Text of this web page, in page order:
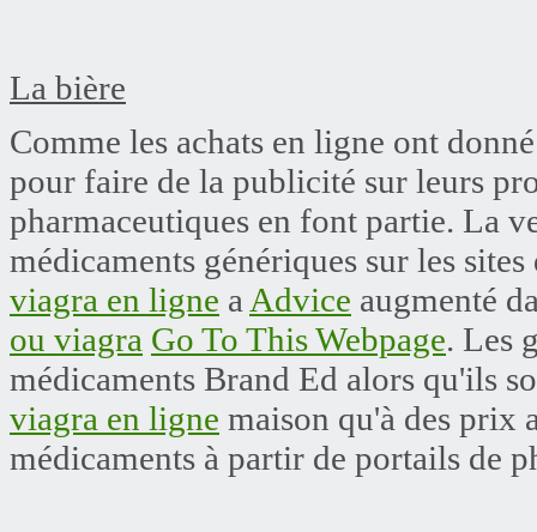
La bière
Comme les achats en ligne ont
pour faire de la publicité sur leurs
pharmaceutiques en font partie. La
médicaments génériques sur les
viagra en ligne a Advice augmenté
ou viagra Go To This Webpage. Les
médicaments Brand Ed alors qu'ils
viagra en ligne maison qu'à des prix
médicaments à partir de portails de